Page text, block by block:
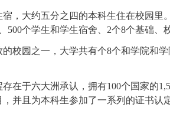
大约五分之四的本科生住在校园里
500个学生和学生宿舍、2个8个基础、
园之一，大学共有个8个和学院和学
于六大洲承认，拥有100个国家的
并且为本科生参加了一系列的证书认